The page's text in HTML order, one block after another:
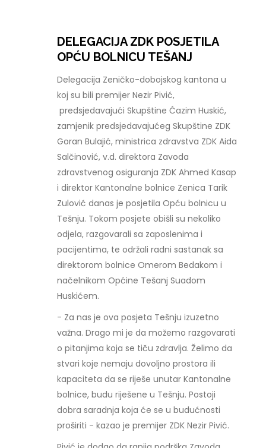
DELEGACIJA ZDK POSJETILA
OPĆU BOLNICU TEŠANJ
Delegacija Zeničko-dobojskog kantona u
koj su bili premijer Nezir Pivić,
predsjedavajući Skupštine Ćazim Huskić,
zamjenik predsjedavajućeg Skupštine ZDK
Goran Bulajić, ministrica zdravstva ZDK Aida
Salčinović, v.d. direktora Zavoda
zdravstvenog osiguranja ZDK Ahmed Kasap
i direktor Kantonalne bolnice Zenica Tarik
Zulović danas je posjetila Opću bolnicu u
Tešnju. Tokom posjete obišli su nekoliko
odjela, razgovarali sa zaposlenima i
pacijentima, te održali radni sastanak sa
direktorom bolnice Omerom Bedakom i
načelnikom Općine Tešanj Suadom
Huskićem.
- Za nas je ova posjeta Tešnju izuzetno
važna. Drago mi je da možemo razgovarati
o pitanjima koja se tiču zdravlja. Želimo da
stvari koje nemaju dovoljno prostora ili
kapaciteta da se riješe unutar Kantonalne
bolnice, budu riješene u Tešnju. Postoji
dobra saradnja koja će se u budućnosti
proširiti - kazao je premijer ZDK Nezir Pivić.